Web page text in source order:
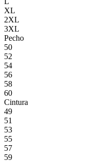
XL
2XL
3XL
Pecho
50
52
54
56
58
60
Cintura
49
51
53
55
57
59